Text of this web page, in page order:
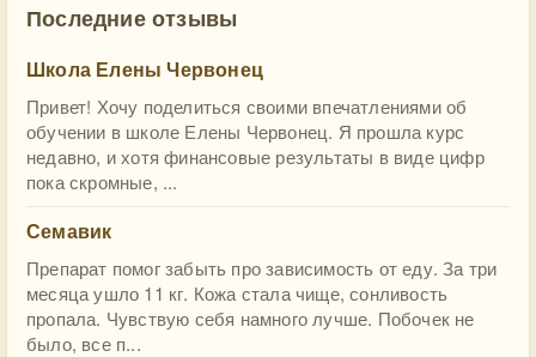
Последние отзывы
Школа Елены Червонец
Привет! Хочу поделиться своими впечатлениями об
обучении в школе Елены Червонец. Я прошла курс
недавно, и хотя финансовые результаты в виде цифр
пока скромные, ...
Семавик
Препарат помог забыть про зависимость от еду. За три
месяца ушло 11 кг. Кожа стала чище, сонливость
пропала. Чувствую себя намного лучше. Побочек не
было, все п...